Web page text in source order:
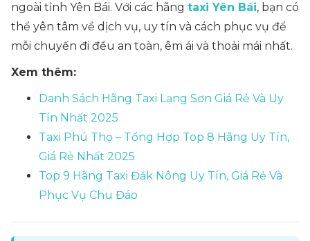
ngoài tỉnh Yên Bái. Với các hãng taxi Yên Bái, bạn có
thể yên tâm về dịch vụ, uy tín và cách phục vụ để
mỗi chuyến đi đều an toàn, êm ái và thoải mái nhất.
Xem thêm:
Danh Sách Hãng Taxi Lạng Sơn Giá Rẻ Và Uy
Tín Nhất 2025
Taxi Phú Thọ – Tổng Hợp Top 8 Hãng Uy Tín,
Giá Rẻ Nhất 2025
Top 9 Hãng Taxi Đắk Nông Uy Tín, Giá Rẻ Và
Phục Vụ Chu Đáo